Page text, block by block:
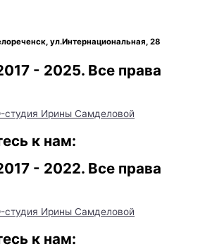
ул.Интернациональная, 28​
- 2025. Все права
студия Ирины Самделовой
к нам:
- 2022. Все права
студия Ирины Самделовой
к нам: